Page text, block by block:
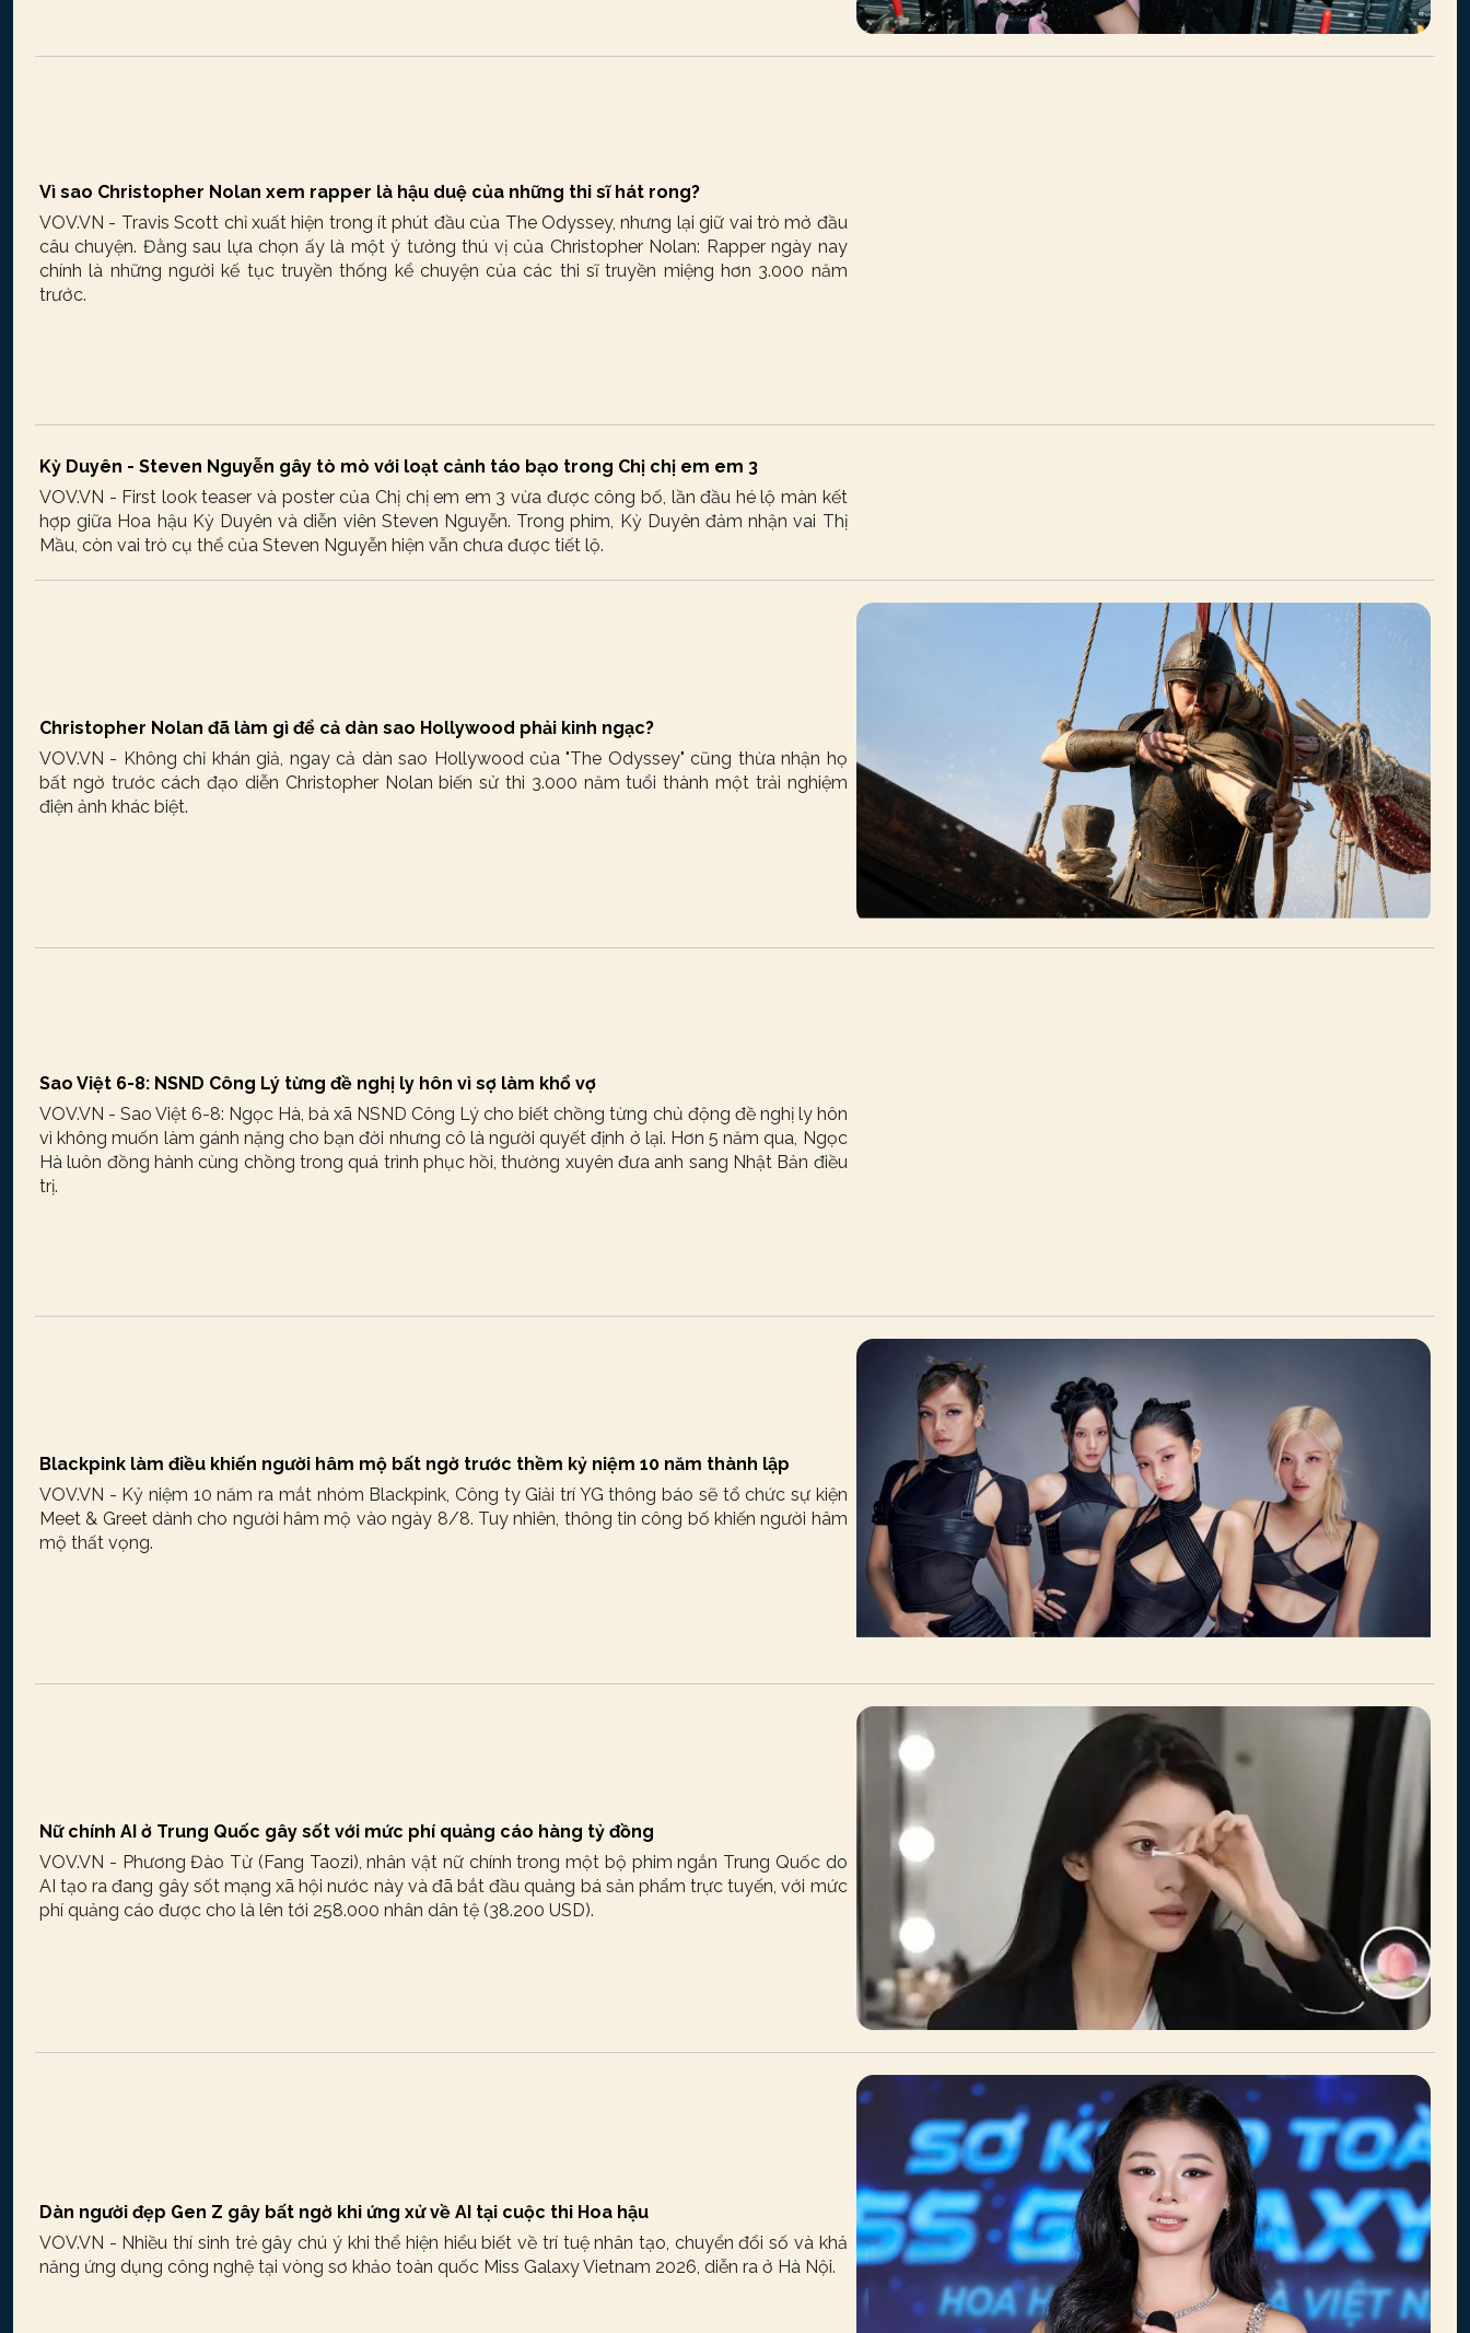
Vì sao Christopher Nolan xem rapper là hậu duệ của những thi sĩ hát rong?
VOV.VN - Travis Scott chỉ xuất hiện trong ít phút đầu của The Odyssey, nhưng lại giữ vai trò mở đầu
câu chuyện. Đằng sau lựa chọn ấy là một ý tưởng thú vị của Christopher Nolan: Rapper ngày nay
chính là những người kế tục truyền thống kể chuyện của các thi sĩ truyền miệng hơn 3.000 năm
trước.
Kỳ Duyên - Steven Nguyễn gây tò mò với loạt cảnh táo bạo trong Chị chị em em 3
VOV.VN - First look teaser và poster của Chị chị em em 3 vừa được công bố, lần đầu hé lộ màn kết
hợp giữa Hoa hậu Kỳ Duyên và diễn viên Steven Nguyễn. Trong phim, Kỳ Duyên đảm nhận vai Thị
Mầu, còn vai trò cụ thể của Steven Nguyễn hiện vẫn chưa được tiết lộ.
Christopher Nolan đã làm gì để cả dàn sao Hollywood phải kinh ngạc?
VOV.VN - Không chỉ khán giả, ngay cả dàn sao Hollywood của "The Odyssey" cũng thừa nhận họ
bất ngờ trước cách đạo diễn Christopher Nolan biến sử thi 3.000 năm tuổi thành một trải nghiệm
điện ảnh khác biệt.
Sao Việt 6-8: NSND Công Lý từng đề nghị ly hôn vì sợ làm khổ vợ
VOV.VN - Sao Việt 6-8: Ngọc Hà, bà xã NSND Công Lý cho biết chồng từng chủ động đề nghị ly hôn
vì không muốn làm gánh nặng cho bạn đời nhưng cô là người quyết định ở lại. Hơn 5 năm qua, Ngọc
Hà luôn đồng hành cùng chồng trong quá trình phục hồi, thường xuyên đưa anh sang Nhật Bản điều
trị.
Blackpink làm điều khiến người hâm mộ bất ngờ trước thềm kỷ niệm 10 năm thành lập
VOV.VN - Kỷ niệm 10 năm ra mắt nhóm Blackpink, Công ty Giải trí YG thông báo sẽ tổ chức sự kiện
Meet & Greet dành cho người hâm mộ vào ngày 8/8. Tuy nhiên, thông tin công bố khiến người hâm
mộ thất vọng.
Nữ chính AI ở Trung Quốc gây sốt với mức phí quảng cáo hàng tỷ đồng
VOV.VN - Phương Đào Tử (Fang Taozi), nhân vật nữ chính trong một bộ phim ngắn Trung Quốc do
AI tạo ra đang gây sốt mạng xã hội nước này và đã bắt đầu quảng bá sản phẩm trực tuyến, với mức
phí quảng cáo được cho là lên tới 258.000 nhân dân tệ (38.200 USD).
Dàn người đẹp Gen Z gây bất ngờ khi ứng xử về AI tại cuộc thi Hoa hậu
VOV.VN - Nhiều thí sinh trẻ gây chú ý khi thể hiện hiểu biết về trí tuệ nhân tạo, chuyển đổi số và khả
năng ứng dụng công nghệ tại vòng sơ khảo toàn quốc Miss Galaxy Vietnam 2026, diễn ra ở Hà Nội.